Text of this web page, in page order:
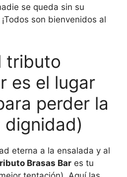
se queda sin su
son bienvenidos al
tributo
es el lugar
perder la
eterna a la ensalada y al
Brasas Bar es tu